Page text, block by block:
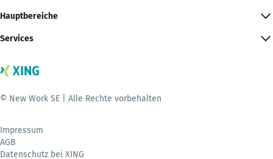
Hauptbereiche
Services
© New Work SE | Alle Rechte vorbehalten
Impressum
AGB
Datenschutz bei XING